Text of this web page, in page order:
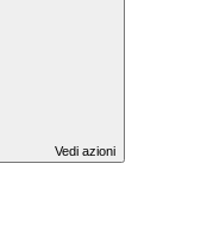
Vedi azioni